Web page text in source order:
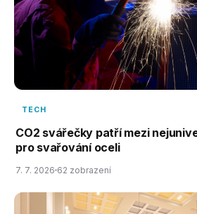
TECH
CO2 svářečky patří mezi
pro svařování oceli
7. 7. 2026 62 zobrazení